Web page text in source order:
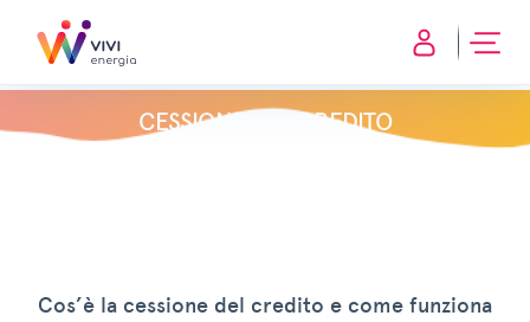
CESSIONE DEL CREDITO
Cos’è la cessione del credito e come funziona